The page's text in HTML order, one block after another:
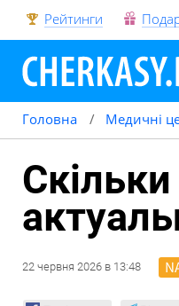
Рейтинги
Головна Медичні
22 червня 2026 в 13:48